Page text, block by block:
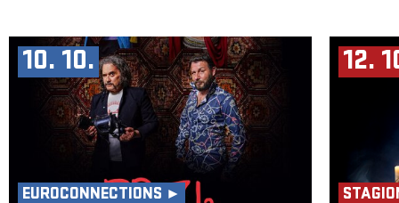
10. 10.
EUROCONNECTIONS ►
12.